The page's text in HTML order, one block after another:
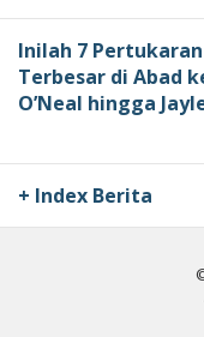
Inilah 7
Terbesar di Abad
O’Neal hingga
+ Index Berita